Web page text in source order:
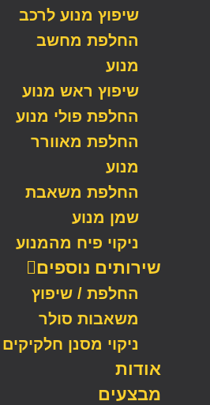
שיפוץ מנוע לרכב
החלפת מחשב
מנוע
שיפוץ ראש מנוע
החלפת פולי מנוע
החלפת מאוורר
מנוע
החלפת משאבת
שמן מנוע
ניקוי פיח מהמנוע
שירותים נוספים
החלפת / שיפוץ
משאבות סולר
ניקוי מסנן חלקיקים
אודות
מבצעים